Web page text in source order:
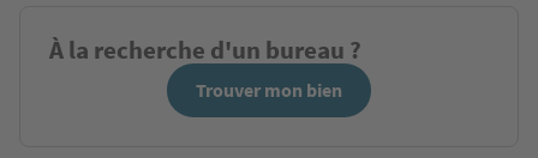
À la recherche d'un bureau ?
Trouver mon bien